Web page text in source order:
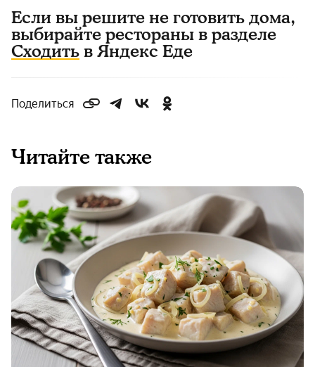
Если вы решите не готовить дома,
выбирайте рестораны в разделе
Сходитьв Яндекс Еде
Поделиться
Читайте также